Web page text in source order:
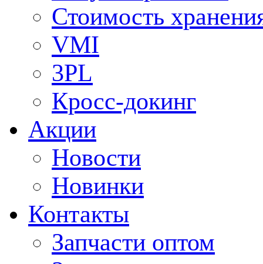
Стоимость
VMI
3PL
Кросс-докинг
Акции
Новости
Новинки
Контакты
Запчасти оптом